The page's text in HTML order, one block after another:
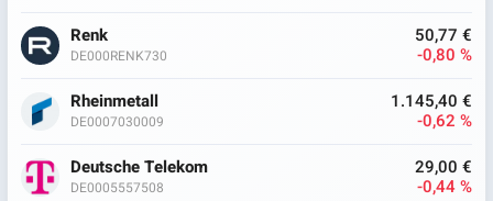
Renk
DE000RENK730
50,77 €
-0,80 %
Rheinmetall
DE0007030009
1.145,40 €
-0,62 %
Deutsche Telekom
DE0005557508
29,00 €
-0,44 %